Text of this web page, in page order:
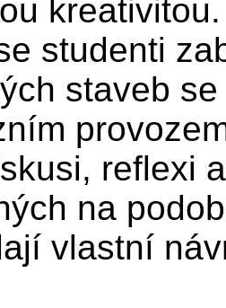
studenti
staveb
reflexi
na
vlastní